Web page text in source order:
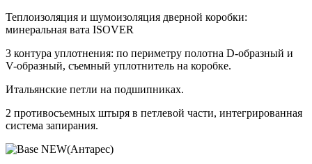
Теплоизоляция и шумоизоляция дверной коробки:
минеральная вата ISOVER
3 контура уплотнения: по периметру полотна D-образный и
V-образный, съемный уплотнитель на коробке.
Итальянские петли на подшипниках.
2 противосъемных штыря в петлевой части, интегрированная
система запирания.